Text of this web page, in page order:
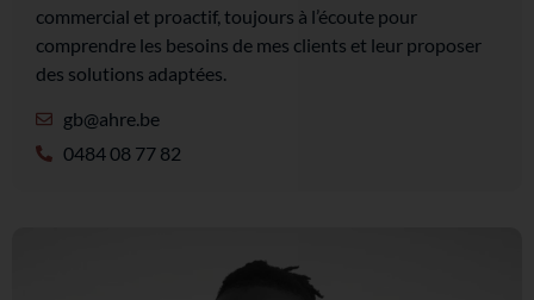
commercial et proactif, toujours à l’écoute pour
comprendre les besoins de mes clients et leur proposer
des solutions adaptées.
gb@ahre.be
0484 08 77 82